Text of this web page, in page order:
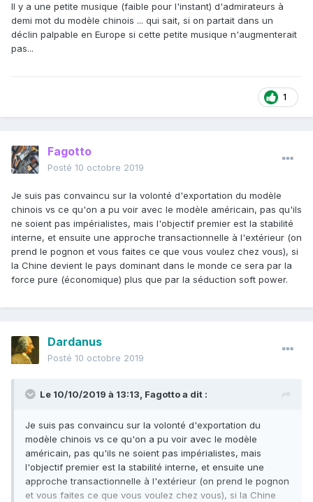
Il y a une petite musique (faible pour l'instant) d'admirateurs à
demi mot du modèle chinois ... qui sait, si on partait dans un
déclin palpable en Europe si cette petite musique n'augmenterait
pas...
1
Fagotto
Posté 10 octobre 2019
Je suis pas convaincu sur la volonté d'exportation du modèle
chinois vs ce qu'on a pu voir avec le modèle américain, pas qu'ils
ne soient pas impérialistes, mais l'objectif premier est la stabilité
interne, et ensuite une approche transactionnelle à l'extérieur (on
prend le pognon et vous faites ce que vous voulez chez vous), si
la Chine devient le pays dominant dans le monde ce sera par la
force pure (économique) plus que par la séduction soft power.
Dardanus
Posté 10 octobre 2019
Le 10/10/2019 à 13:13, Fagottoa dit :
Je suis pas convaincu sur la volonté d'exportation du
modèle chinois vs ce qu'on a pu voir avec le modèle
américain, pas qu'ils ne soient pas impérialistes, mais
l'objectif premier est la stabilité interne, et ensuite une
approche transactionnelle à l'extérieur (on prend le pognon
et vous faites ce que vous voulez chez vous), si la Chine